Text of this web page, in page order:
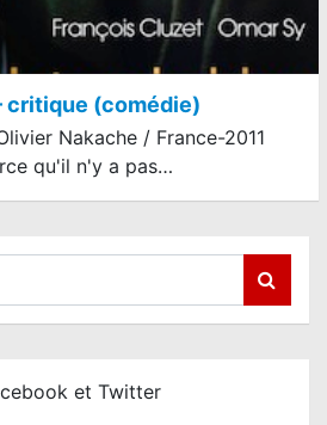
critique (comédie)
Nakache / France-2011
qu'il n'y a pas…
et Twitter